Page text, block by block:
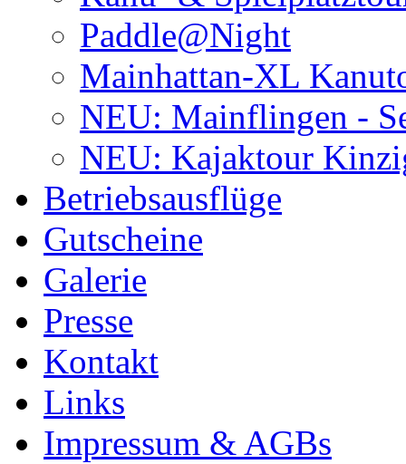
Paddle@Night
Mainhattan-XL
NEU: Mainflingen -
NEU: Kajaktour
Betriebsausflüge
Gutscheine
Galerie
Presse
Kontakt
Links
Impressum & AGBs